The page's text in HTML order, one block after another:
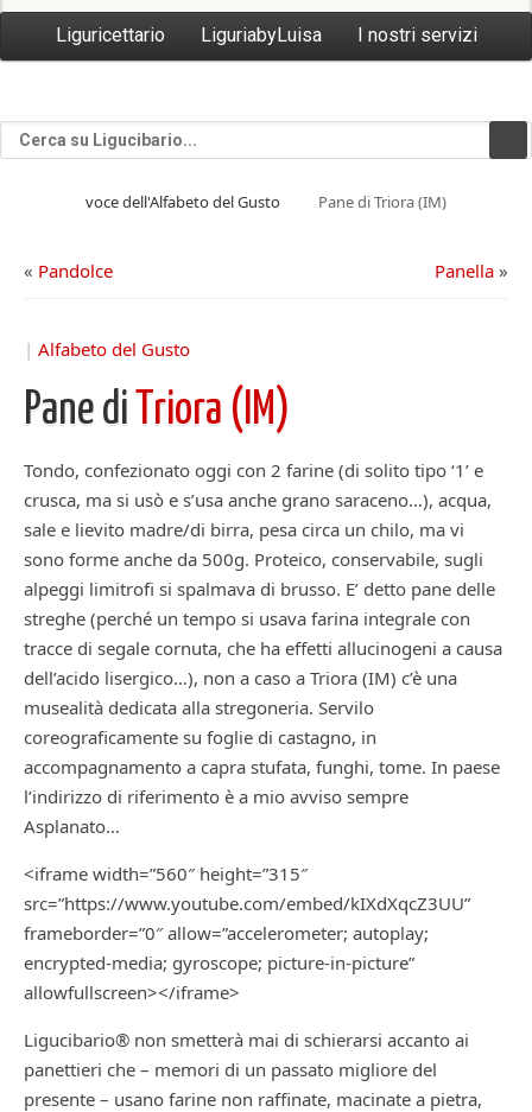
Liguricettario LiguriabyLuisa I nostri servizi
voce dell'Alfabeto del Gusto Pane di Triora (IM)
« Pandolce Panella »
| Alfabeto del Gusto
Pane di Triora (IM)
Tondo, confezionato oggi con 2 farine (di solito tipo ‘1’ e
crusca, ma si usò e s’usa anche grano saraceno…), acqua,
sale e lievito madre/di birra, pesa circa un chilo, ma vi
sono forme anche da 500g. Proteico, conservabile, sugli
alpeggi limitrofi si spalmava di brusso. E’ detto pane delle
streghe (perché un tempo si usava farina integrale con
tracce di segale cornuta, che ha effetti allucinogeni a causa
dell’acido lisergico…), non a caso a Triora (IM) c’è una
musealità dedicata alla stregoneria. Servilo
coreograficamente su foglie di castagno, in
accompagnamento a capra stufata, funghi, tome. In paese
l’indirizzo di riferimento è a mio avviso sempre
Asplanato…
<iframe width=”560″ height=”315″
src=”https://www.youtube.com/embed/kIXdXqcZ3UU”
frameborder=”0″ allow=”accelerometer; autoplay;
encrypted-media; gyroscope; picture-in-picture”
allowfullscreen></iframe>
Ligucibario® non smetterà mai di schierarsi accanto ai
panettieri che – memori di un passato migliore del
presente – usano farine non raffinate, macinate a pietra,